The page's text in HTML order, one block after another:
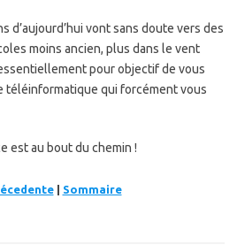
d’aujourd’hui vont sans doute vers des
moins ancien, plus dans le vent
pour objectif de vous
téléinformatique qui forcément vous
est au bout du chemin !
| Sommaire